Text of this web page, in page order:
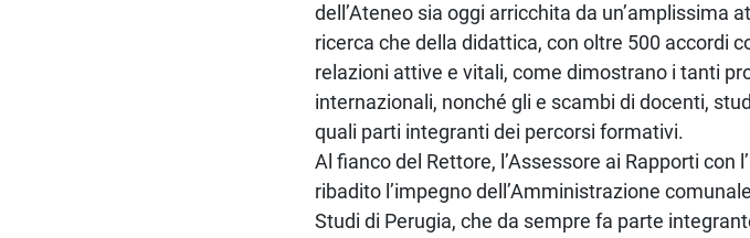
dell’Ateneo sia oggi arricchita da un’amplissima
ricerca che della didattica, con oltre 500 accordi
relazioni attive e vitali, come dimostrano i tanti
internazionali, nonché gli e scambi di docenti,
quali parti integranti dei percorsi formativi.
Al fianco del Rettore, l’Assessore ai Rapporti con
ribadito l’impegno dell’Amministrazione
Studi di Perugia, che da sempre fa parte